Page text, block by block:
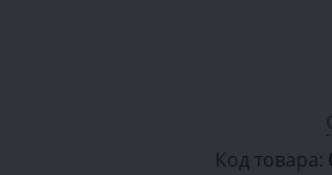
Код товара: